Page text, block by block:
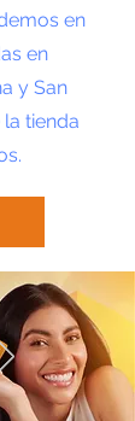
en
en
y San
tienda